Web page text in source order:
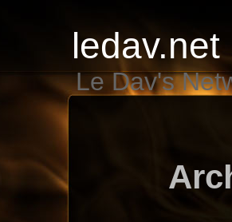
ledav.net
Le Dav's